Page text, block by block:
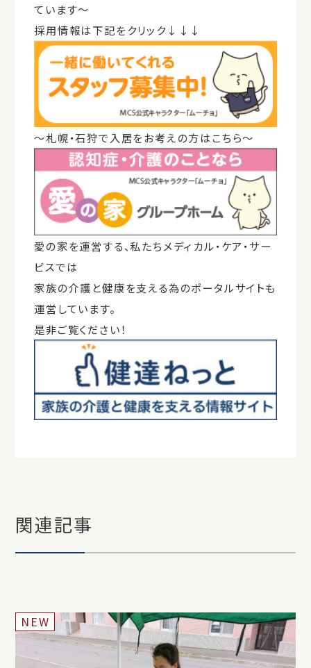
ています～
採用情報は下記をクリック↓↓↓
～札幌・石狩で入居をお考えの方はこちら～
愛の家を運営する、私たちメディカル・ケア・サー
ビスでは
家族の介護と健康を支える為のポータルサイトも
運営しています。
是非ご覧ください！
関連記事
NEW